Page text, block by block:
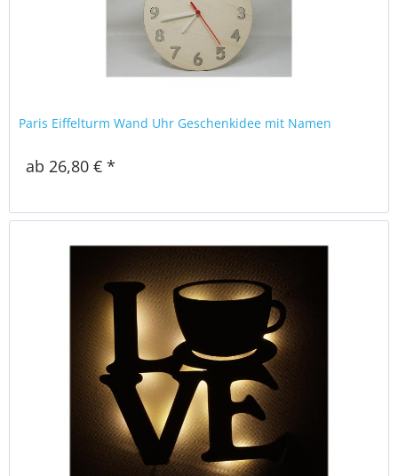
Paris Eiffelturm Wand Uhr Geschenkidee mit Namen
ab 26,80 € *